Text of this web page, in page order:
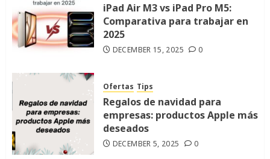
iPad Air M3 vs iPad Pro M5:
Comparativa para trabajar en
2025
DECEMBER 15, 2025 0
Ofertas Tips
Regalos de navidad para
empresas: productos Apple más
deseados
DECEMBER 5, 2025 0